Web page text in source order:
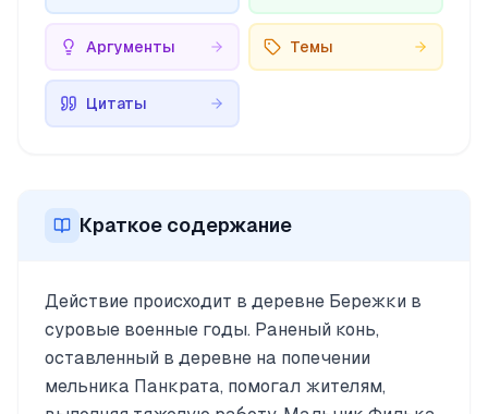
Аргументы Темы
Цитаты
Краткое содержание
Действие происходит в деревне Бережки в
суровые военные годы. Раненый конь,
оставленный в деревне на попечении
мельника Панкрата, помогал жителям,